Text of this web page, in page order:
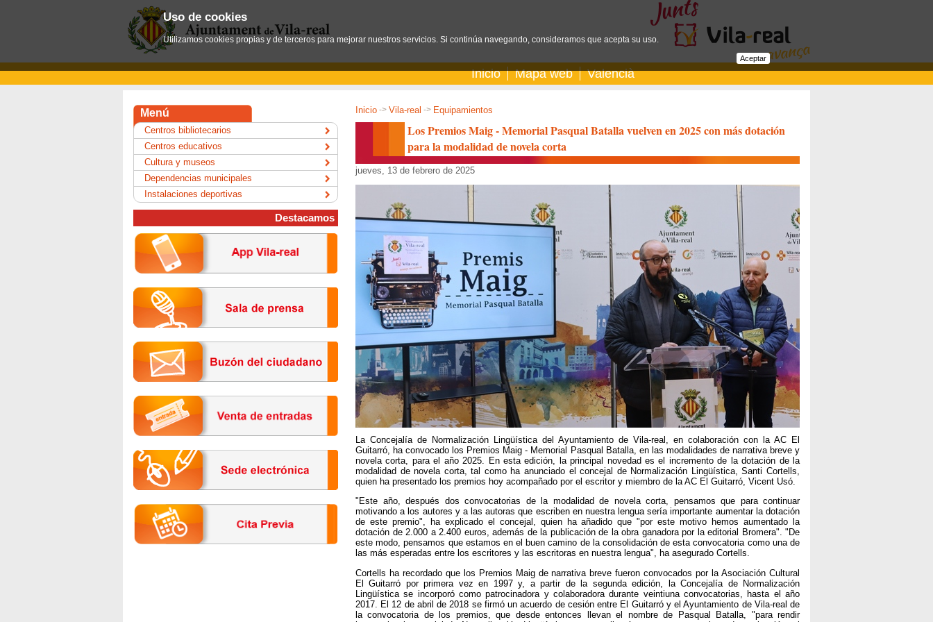
Inicio Mapa web Valencià
Inicio -> Vila-real -> Equipamientos
Los Premios Maig - Memorial Pasqual Batalla vuelven en 2025 con más dotación
para la modalidad de novela corta
jueves, 13 de febrero de 2025
La Concejalía de Normalización Lingüística del Ayuntamiento de Vila-real, en colaboración con la AC El
Guitarró, ha convocado los Premios Maig - Memorial Pasqual Batalla, en las modalidades de narrativa breve y
novela corta, para el año 2025. En esta edición, la principal novedad es el incremento de la dotación de la
modalidad de novela corta, tal como ha anunciado el concejal de Normalización Lingüística, Santi Cortells,
quien ha presentado los premios hoy acompañado por el escritor y miembro de la AC El Guitarró, Vicent Usó.
"Este año, después dos convocatorias de la modalidad de novela corta, pensamos que para continuar
motivando a los autores y a las autoras que escriben en nuestra lengua sería importante aumentar la dotación
de este premio", ha explicado el concejal, quien ha añadido que "por este motivo hemos aumentado la
dotación de 2.000 a 2.400 euros, además de la publicación de la obra ganadora por la editorial Bromera". "De
este modo, pensamos que estamos en el buen camino de la consolidación de esta convocatoria como una de
las más esperadas entre los escritores y las escritoras en nuestra lengua", ha asegurado Cortells.
Cortells ha recordado que los Premios Maig de narrativa breve fueron convocados por la Asociación Cultural
El Guitarró por primera vez en 1997 y, a partir de la segunda edición, la Concejalía de Normalización
Lingüística se incorporó como patrocinadora y colaboradora durante veintiuna convocatorias, hasta el año
2017. El 12 de abril de 2018 se firmó un acuerdo de cesión entre El Guitarró y el Ayuntamiento de Vila-real de
la convocatoria de los premios, que desde entonces llevan el nombre de Pasqual Batalla, "para rendir
Menú
Centros bibliotecarios
Centros educativos
Cultura y museos
Dependencias municipales
Instalaciones deportivas
Destacamos
Uso de cookies
Utilizamos cookies propias y de terceros para mejorar nuestros servicios. Si continúa navegando, consideramos que acepta su uso.
Aceptar